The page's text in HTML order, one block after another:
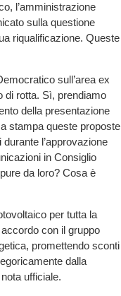
l’amministrazione
sulla questione
riqualificazione. Queste
sull’area ex
di rotta. Sì, prendiamo
della presentazione
stampa queste proposte
l’approvazione
in Consiglio
da loro? Cosa è
per tutta la
con il gruppo
promettendo sconti
dalla
ufficiale.